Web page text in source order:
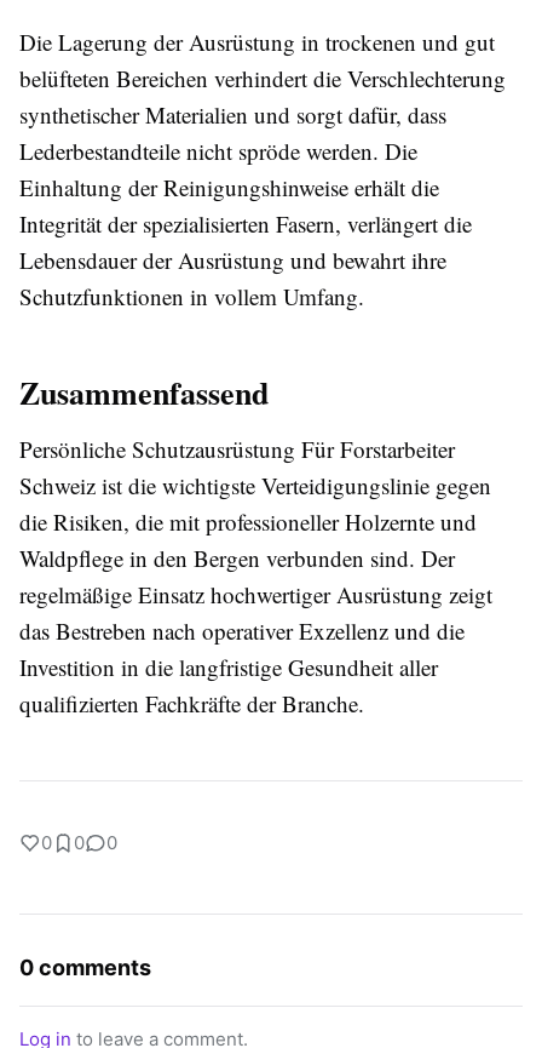
Die Lagerung der Ausrüstung in trockenen und gut
belüfteten Bereichen verhindert die Verschlechterung
synthetischer Materialien und sorgt dafür, dass
Lederbestandteile nicht spröde werden. Die
Einhaltung der Reinigungshinweise erhält die
Integrität der spezialisierten Fasern, verlängert die
Lebensdauer der Ausrüstung und bewahrt ihre
Schutzfunktionen in vollem Umfang.
Zusammenfassend
Persönliche Schutzausrüstung Für Forstarbeiter
Schweiz ist die wichtigste Verteidigungslinie gegen
die Risiken, die mit professioneller Holzernte und
Waldpflege in den Bergen verbunden sind. Der
regelmäßige Einsatz hochwertiger Ausrüstung zeigt
das Bestreben nach operativer Exzellenz und die
Investition in die langfristige Gesundheit aller
qualifizierten Fachkräfte der Branche.
0 0 0
0 comments
Log in to leave a comment.